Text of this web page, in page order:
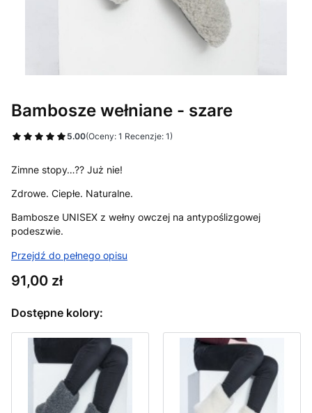
Bambosze wełniane - szare
5.00(Oceny: 1 Recenzje: 1)
Zimne stopy…?? Już nie!
Zdrowe. Ciepłe. Naturalne.
Bambosze UNISEX z wełny owczej na antypoślizgowej
podeszwie.
Przejdź do pełnego opisu
Cena
91,00 zł
Dostępne kolory: